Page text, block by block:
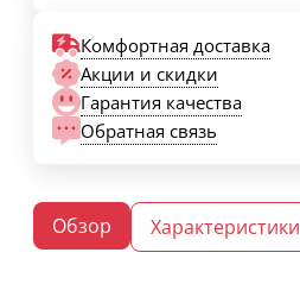
Комфортная доставка
Акции и скидки
Гарантия качества
Обратная связь
Обзор Характеристики